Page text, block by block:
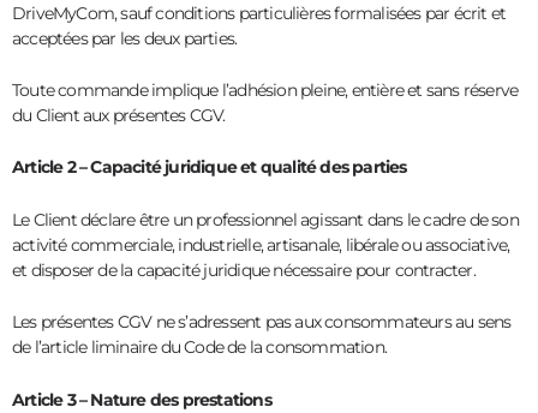
DriveMyCom, sauf conditions particulières formalisées par écrit et
acceptées par les deux parties.
Toute commande implique l’adhésion pleine, entière et sans réserve
du Client aux présentes CGV.
Article 2 – Capacité juridique et qualité des parties
Le Client déclare être un professionnel agissant dans le cadre de son
activité commerciale, industrielle, artisanale, libérale ou associative,
et disposer de la capacité juridique nécessaire pour contracter.
Les présentes CGV ne s’adressent pas aux consommateurs au sens
de l’article liminaire du Code de la consommation.
Article 3 – Nature des prestations